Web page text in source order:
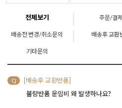
전체보기 주문/결제
배송전 변경/취소문의 배송후 교환
기타문의
Q
[배송후 교환반품]
불량반품 운임비 왜 발생하나요?